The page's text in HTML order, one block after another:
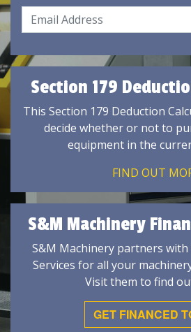
Section 179
This Section 179 Deduction
decide whether or not to
equipment in the
FIND OUT
S&M Machinery
S&M Machinery partners with
Services for all your
Visit them to find
GET FINANCED